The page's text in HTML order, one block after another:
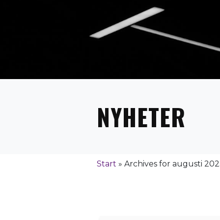
NYHETER
Start » Archives for augusti